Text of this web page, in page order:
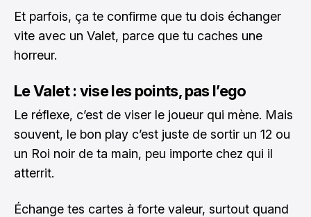
Et parfois, ça te confirme que tu dois échanger
vite avec un Valet, parce que tu caches une
horreur.
Le Valet : vise les points, pas l’ego
Le réflexe, c’est de viser le joueur qui mène. Mais
souvent, le bon play c’est juste de sortir un 12 ou
un Roi noir de ta main, peu importe chez qui il
atterrit.
Échange tes cartes à forte valeur, surtout quand